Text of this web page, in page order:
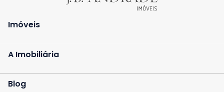
Imóveis
A Imobiliária
Blog